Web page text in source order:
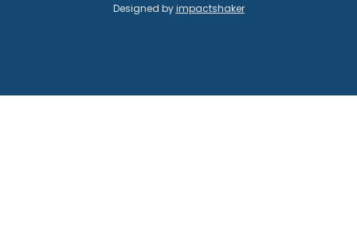
Designed byimpactshaker